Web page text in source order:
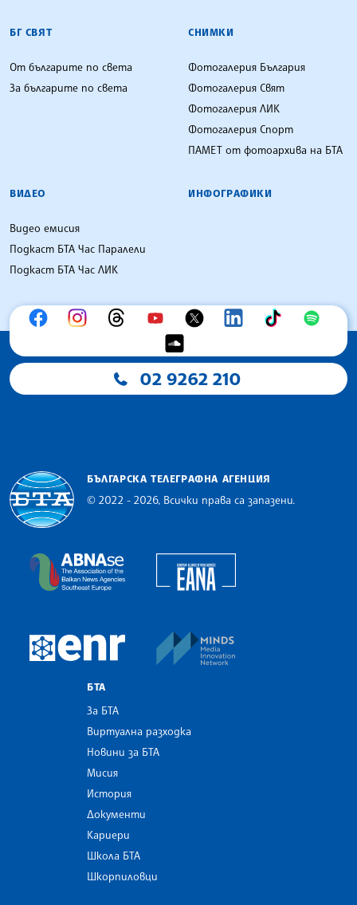
БГ СВЯТ
От българите по света
За българите по света
СНИМКИ
Фотогалерия България
Фотогалерия Свят
Фотогалерия ЛИК
Фотогалерия Спорт
ПАМЕТ от фотоархива на БТА
ВИДЕО
Видео емисия
Подкаст БТА Час Паралели
Подкаст БТА Час ЛИК
ИНФОГРАФИКИ
02 9262 210
БЪЛГАРСКА ТЕЛЕГРАФНА АГЕНЦИЯ
© 2022 - 2026, Всички права са запазени.
The Assocoation of the Balkan News Agencies
European Newsroom
БТА
За БТА
Виртуална разходка
Новини за БТА
Мисия
История
Документи
Кариери
Школа БТА
Шкорпиловци